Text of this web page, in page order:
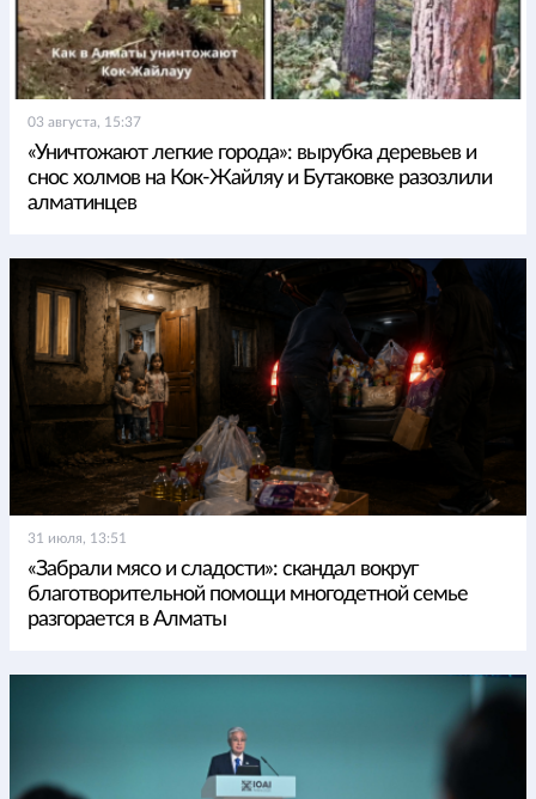
03 августа, 15:37
«Уничтожают легкие города»: вырубка деревьев и
снос холмов на Кок-Жайляу и Бутаковке разозлили
алматинцев
31 июля, 13:51
«Забрали мясо и сладости»: скандал вокруг
благотворительной помощи многодетной семье
разгорается в Алматы